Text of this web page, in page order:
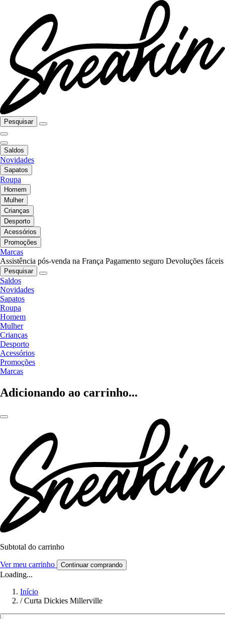
Pesquisar
Saldos
Novidades
Sapatos
Roupa
Homem
Mulher
Crianças
Desporto
Acessórios
Promoções
Marcas
Assistência pós-venda na França Pagamento seguro Devoluções fáceis
Pesquisar
Saldos
Novidades
Sapatos
Roupa
Homem
Mulher
Crianças
Desporto
Acessórios
Promoções
Marcas
Adicionando ao carrinho...
Subtotal do carrinho
Ver meu carrinho Continuar comprando
Loading...
Início
/ Curta Dickies Millerville